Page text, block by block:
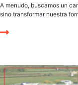
A menudo, buscamos un
sino transformar nuestra